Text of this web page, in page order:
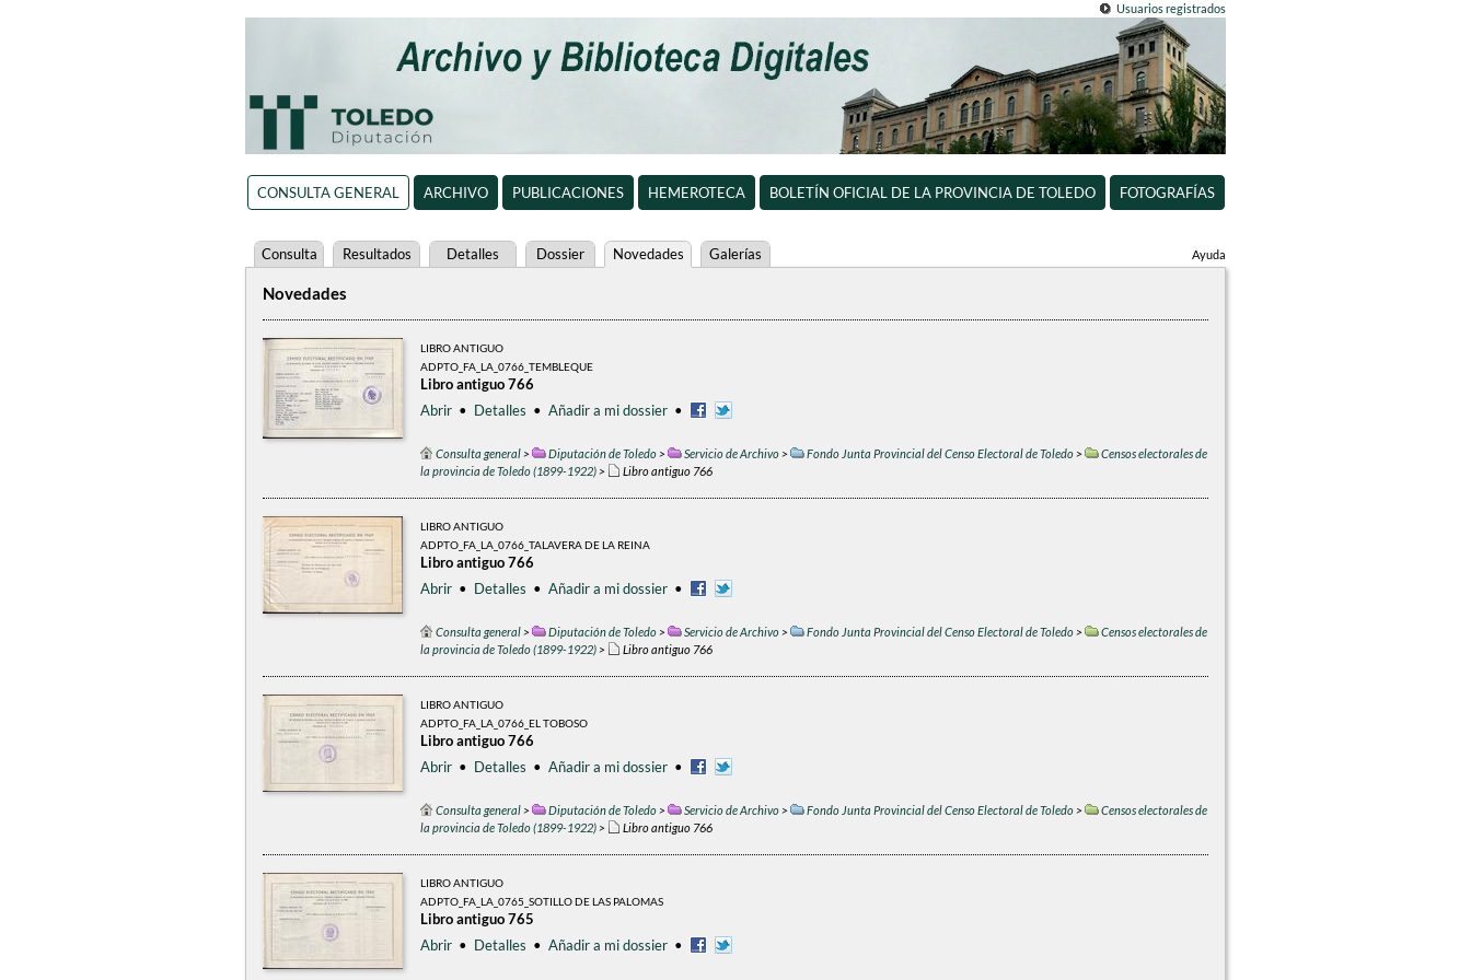
Usuarios registrados
CONSULTA GENERAL ARCHIVO PUBLICACIONES HEMEROTECA BOLETÍN OFICIAL DE LA PROVINCIA DE TOLEDO FOTOGRAFÍAS
Ayuda
Consulta Resultados Detalles Dossier Novedades Galerías
Novedades
LIBRO ANTIGUO
ADPTO_FA_LA_0766_TEMBLEQUE
Libro antiguo 766
Abrir • Detalles • Añadir a mi dossier •
Consulta general> Diputación de Toledo> Servicio de Archivo> Fondo Junta Provincial del Censo Electoral de Toledo>
Censos electorales de
la provincia de Toledo (1899-1922)> Libro antiguo 766
LIBRO ANTIGUO
ADPTO_FA_LA_0766_TALAVERA DE LA REINA
Libro antiguo 766
Abrir • Detalles • Añadir a mi dossier •
Consulta general> Diputación de Toledo> Servicio de Archivo> Fondo Junta Provincial del Censo Electoral de Toledo>
Censos electorales de
la provincia de Toledo (1899-1922)> Libro antiguo 766
LIBRO ANTIGUO
ADPTO_FA_LA_0766_EL TOBOSO
Libro antiguo 766
Abrir • Detalles • Añadir a mi dossier •
Consulta general> Diputación de Toledo> Servicio de Archivo> Fondo Junta Provincial del Censo Electoral de Toledo>
Censos electorales de
la provincia de Toledo (1899-1922)> Libro antiguo 766
LIBRO ANTIGUO
ADPTO_FA_LA_0765_SOTILLO DE LAS PALOMAS
Libro antiguo 765
Abrir • Detalles • Añadir a mi dossier •